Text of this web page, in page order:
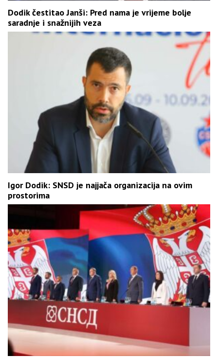
Dodik čestitao Janši: Pred nama je vrijeme bolje
saradnje i snažnijih veza
Igor Dodik: SNSD je najjača organizacija na ovim
prostorima